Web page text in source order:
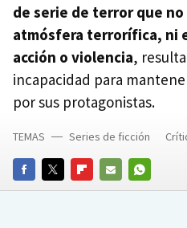
de serie de terror que
atmósfera terrorífica, ni
acción o violencia,
incapacidad para
por sus protagonistas.
FACEBOOKTWITTERFLIPBOARD
E-
WHATSAPP
TEMAS Series de ficción